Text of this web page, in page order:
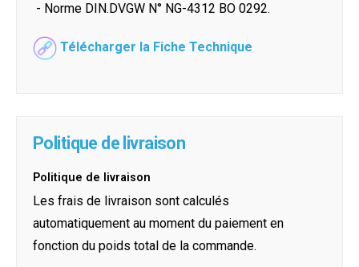
- Norme DIN.DVGW N° NG-4312 BO 0292.
Télécharger la Fiche Technique
Politique de livraison
Politique de livraison
Les frais de livraison sont calculés
automatiquement au moment du paiement en
fonction du poids total de la commande.